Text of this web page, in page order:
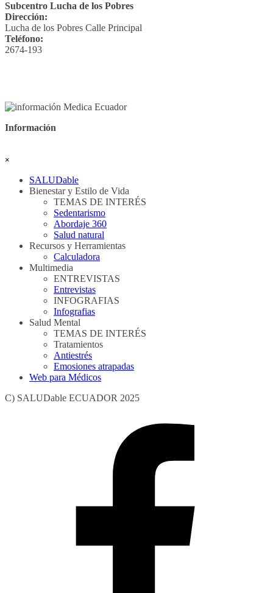
Subcentro Lucha de los Pobres
Dirección:
Lucha de los Pobres Calle Principal
Teléfono:
2674-193
Información
×
SALUDable
Bienestar y Estilo de Vida
TEMAS DE INTERÉS
Sedentarismo
Abordaje 360
Salud natural
Recursos y Herramientas
Calculadora
Multimedia
ENTREVISTAS
Entrevistas
INFOGRAFIAS
Infografias
Salud Mental
TEMAS DE INTERÉS
Tratamientos
Antiestrés
Emosiones atrapadas
Web para Médicos
C) SALUDable ECUADOR 2025